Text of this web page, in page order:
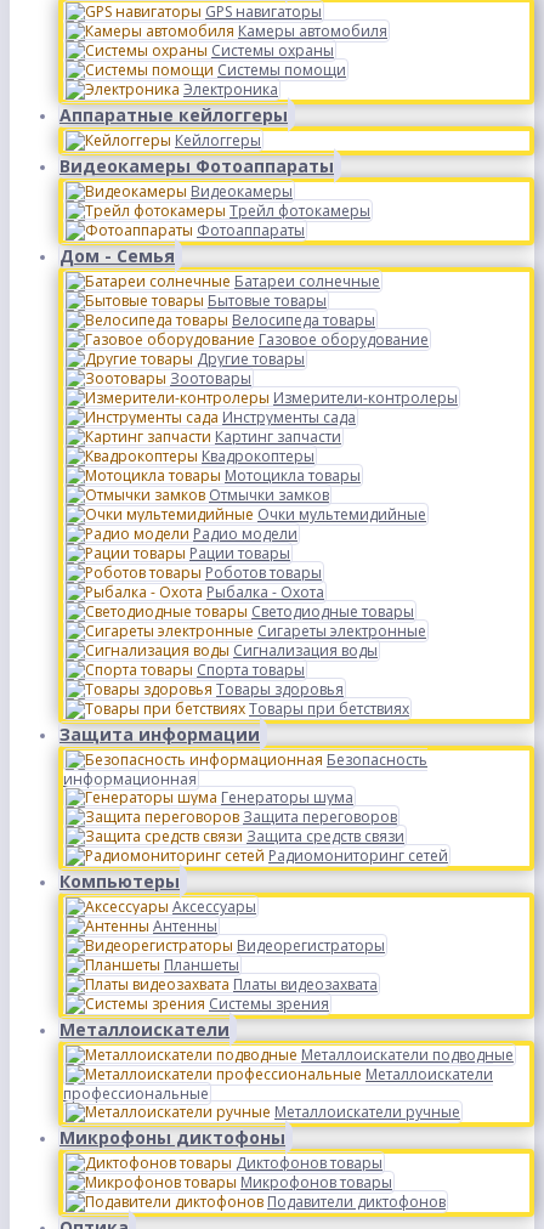
GPS навигаторы
Камеры автомобиля
Системы охраны
Системы помощи
Электроника
Аппаратные кейлоггеры
Кейлоггеры
Видеокамеры Фотоаппараты
Видеокамеры
Трейл фотокамеры
Фотоаппараты
Дом - Семья
Батареи солнечные
Бытовые товары
Велосипеда товары
Газовое оборудование
Другие товары
Зоотовары
Измерители-контролеры
Инструменты сада
Картинг запчасти
Квадрокоптеры
Мотоцикла товары
Отмычки замков
Очки мультемидийные
Радио модели
Рации товары
Роботов товары
Рыбалка - Охота
Светодиодные товары
Сигареты электронные
Сигнализация воды
Спорта товары
Товары здоровья
Товары при бетствиях
Защита информации
Безопасность
информационная
Генераторы шума
Защита переговоров
Защита средств связи
Радиомониторинг сетей
Компьютеры
Аксессуары
Антенны
Видеорегистраторы
Планшеты
Платы видеозахвата
Системы зрения
Металлоискатели
Металлоискатели подводные
Металлоискатели
профессиональные
Металлоискатели ручные
Микрофоны диктофоны
Диктофонов товары
Микрофонов товары
Подавители диктофонов